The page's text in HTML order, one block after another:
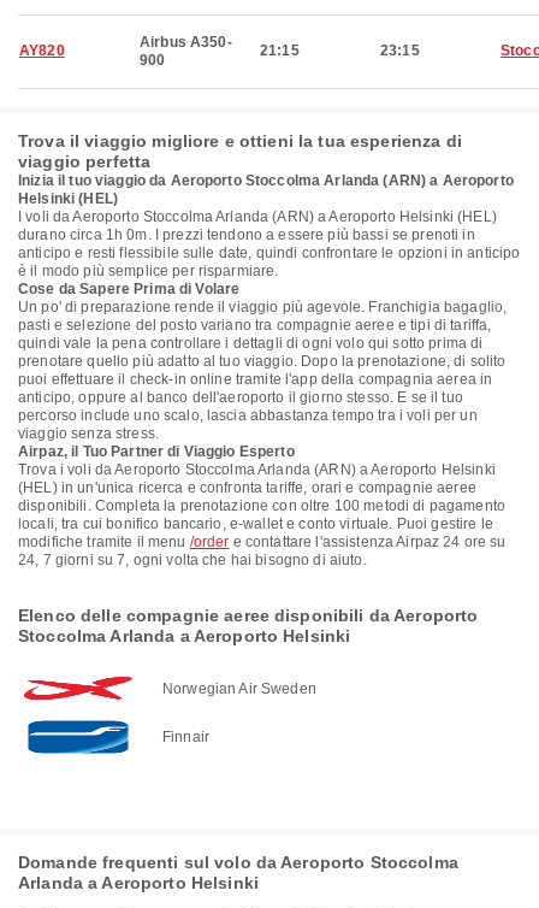
AY820
Airbus A350-
900
21:15 23:15
Trova il viaggio migliore e ottieni la tua esperienza di
viaggio perfetta
Inizia il tuo viaggio da Aeroporto Stoccolma Arlanda (ARN) a Aeroporto
Helsinki (HEL)
I voli da Aeroporto Stoccolma Arlanda (ARN) a Aeroporto Helsinki (HEL)
durano circa 1h 0m. I prezzi tendono a essere più bassi se prenoti in
anticipo e resti flessibile sulle date, quindi confrontare le opzioni in anticipo
è il modo più semplice per risparmiare.
Cose da Sapere Prima di Volare
Un po' di preparazione rende il viaggio più agevole. Franchigia bagaglio,
pasti e selezione del posto variano tra compagnie aeree e tipi di tariffa,
quindi vale la pena controllare i dettagli di ogni volo qui sotto prima di
prenotare quello più adatto al tuo viaggio. Dopo la prenotazione, di solito
puoi effettuare il check-in online tramite l'app della compagnia aerea in
anticipo, oppure al banco dell'aeroporto il giorno stesso. E se il tuo
percorso include uno scalo, lascia abbastanza tempo tra i voli per un
viaggio senza stress.
Airpaz, il Tuo Partner di Viaggio Esperto
Trova i voli da Aeroporto Stoccolma Arlanda (ARN) a Aeroporto Helsinki
(HEL) in un'unica ricerca e confronta tariffe, orari e compagnie aeree
disponibili. Completa la prenotazione con oltre 100 metodi di pagamento
locali, tra cui bonifico bancario, e-wallet e conto virtuale. Puoi gestire le
modifiche tramite il menu /order e contattare l'assistenza Airpaz 24 ore su
24, 7 giorni su 7, ogni volta che hai bisogno di aiuto.
Elenco delle compagnie aeree disponibili da Aeroporto
Stoccolma Arlanda a Aeroporto Helsinki
Norwegian Air Sweden
Finnair
Domande frequenti sul volo da Aeroporto Stoccolma
Arlanda a Aeroporto Helsinki